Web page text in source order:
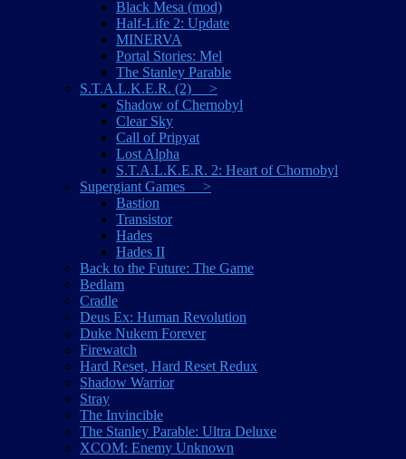
Black Mesa (mod)
Half-Life 2: Update
MINERVA
Portal Stories: Mel
The Stanley Parable
S.T.A.L.K.E.R. (2) >
Shadow of Chernobyl
Clear Sky
Call of Pripyat
Lost Alpha
S.T.A.L.K.E.R. 2: Heart of Chornobyl
Supergiant Games >
Bastion
Transistor
Hades
Hades II
Back to the Future: The Game
Bedlam
Cradle
Deus Ex: Human Revolution
Duke Nukem Forever
Firewatch
Hard Reset, Hard Reset Redux
Shadow Warrior
Stray
The Invincible
The Stanley Parable: Ultra Deluxe
XCOM: Enemy Unknown